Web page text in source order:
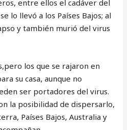
entre ellos el cadáver del
lo llevó a los Países Bajos; al
y también murió del virus
los que se rajaron en
su casa, aunque no
ser portadores del virus.
la posibilidad de dispersarlo,
Países Bajos, Australia y